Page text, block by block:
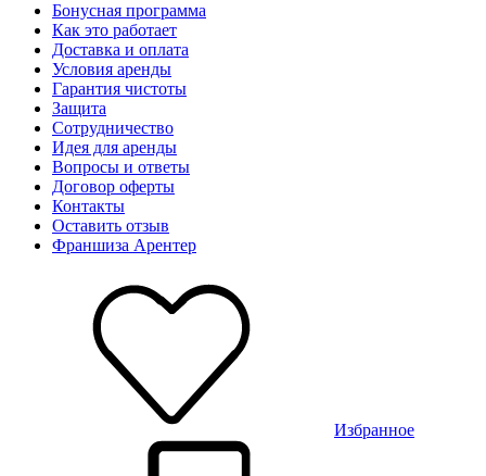
Бонусная программа
Как это работает
Доставка и оплата
Условия аренды
Гарантия чистоты
Защита
Сотрудничество
Идея для аренды
Вопросы и ответы
Договор оферты
Контакты
Оставить отзыв
Франшиза Арентер
Избранное